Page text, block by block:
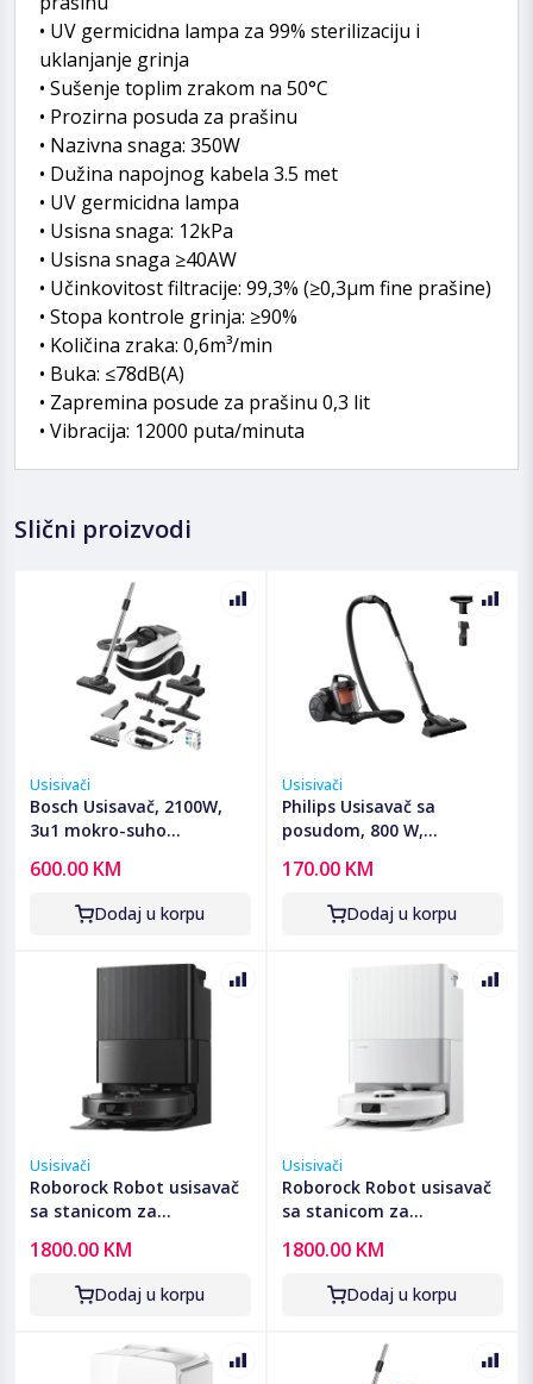
• UV germicidna lampa za 99% sterilizaciju i
uklanjanje grinja
• Sušenje toplim zrakom na 50°C
• Prozirna posuda za prašinu
• Nazivna snaga: 350W
• Dužina napojnog kabela 3.5 met
• UV germicidna lampa
• Usisna snaga: 12kPa
• Usisna snaga ≥40AW
• Učinkovitost filtracije: 99,3% (≥0,3μm fine prašine)
• Stopa kontrole grinja: ≥90%
• Količina zraka: 0,6m³/min
• Buka: ≤78dB(A)
• Zapremina posude za prašinu 0,3 lit
• Vibracija: 12000 puta/minuta
Slični proizvodi
Usisivači
Bosch Usisavač, 2100W,
3u1 mokro-suho
BWD421PRO
600.00 KM
Dodaj u korpu
Usisivači
Philips Usisavač sa
posudom, 800 W,
XB1142/10
170.00 KM
Dodaj u korpu
Usisivači
Roborock Robot usisavač
sa stanicom za
18.500 Pa - Qrevo C Pro
1800.00 KM
Dodaj u korpu
Usisivači
Roborock Robot usisavač
sa stanicom za
18.500 Pa - Qrevo C Pro
White
1800.00 KM
Dodaj u korpu